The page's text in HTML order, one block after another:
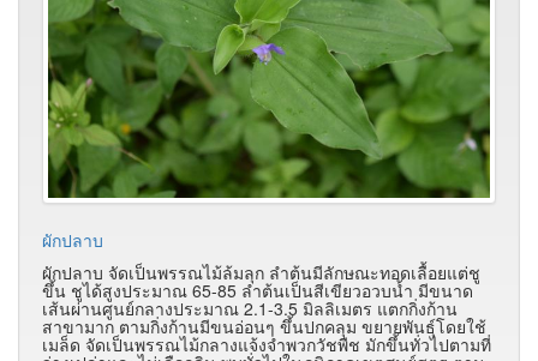
ผักปลาบ
ผักปลาบ จัดเป็นพรรณไม้ล้มลุก ลำต้นมีลักษณะทอดเลื้อยแต่ชู
ขึ้น ชูได้สูงประมาณ 65-85 ลำต้นเป็นสีเขียวอวบน้ำ มีขนาด
เส้นผ่านศูนย์กลางประมาณ 2.1-3.5 มิลลิเมตร แตกกิ่งก้าน
สาขามาก ตามกิ่งก้านมีขนอ่อนๆ ขึ้นปกคลุม ขยายพันธุ์โดยใช้
เมล็ด จัดเป็นพรรณไม้กลางแจ้งจำพวกวัชพืช มักขึ้นทั่วไปตามที่